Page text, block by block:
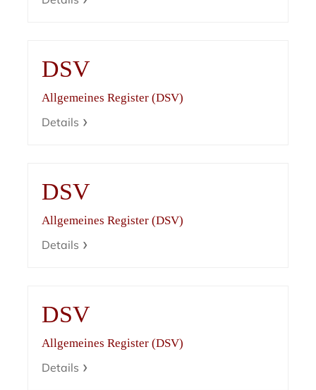
DSV
Allgemeines Register (DSV)
Details
DSV
Allgemeines Register (DSV)
Details
DSV
Allgemeines Register (DSV)
Details